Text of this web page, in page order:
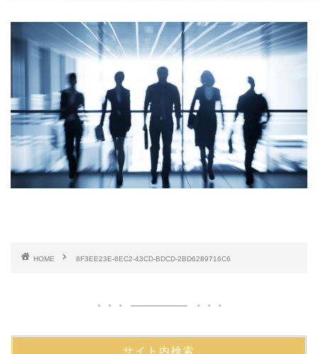
HOME 8F3EE23E-8EC2-43CD-BDCD-2BD6289716C6
サイト内検索